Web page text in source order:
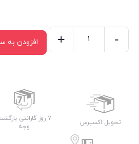
-
+ افزودن به
تحویل اکسپرس
7 روز گارانتی
وجه